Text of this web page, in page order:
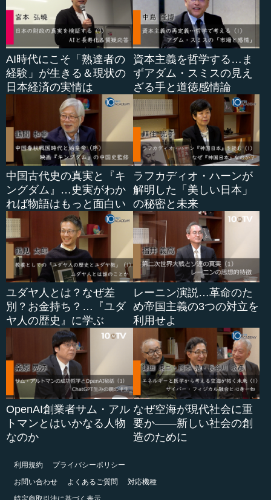
AI時代にこそ「熟達者の
経験」が生きる＆現状の
日本経済の実情は
資本主義を哲学する…ま
ずアダム・スミスの見え
ざる手と道徳感情論
中国古代史の真実と『キ
ングダム』…史実がわか
れば物語はもっと面白い
ラフカディオ・ハーンが
解明した「美しい日本」
の秘密と未来
ユダヤ人とは？なぜ差
別？お金持ち？…『ユダ
ヤ人の歴史』に学ぶ
レーニン演説…革命のた
め帝国主義の3つの対立を
利用せよ
OpenAI創業者サム・アル
トマンとはいかなる人物
なのか
なぜ空海が現代社会に重
要か――新しい社会の創
造のために
利用規約
プライバシーポリシー
お問い合わせ
よくあるご質問
対応機種